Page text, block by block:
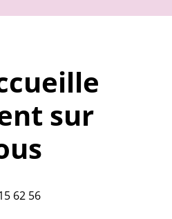
sur
62 56